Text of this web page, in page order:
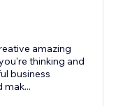
amazing
thinking and
business
mak...